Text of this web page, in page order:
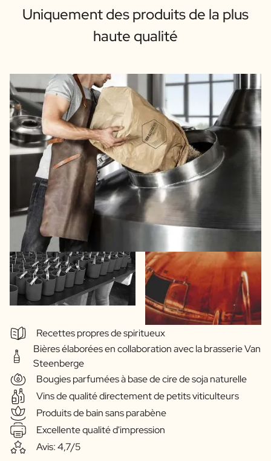
Uniquement des produits de la plus
haute qualité
Recettes propres de spiritueux
Bières élaborées en collaboration avec la brasserie Van
Steenberge
Bougies parfumées à base de cire de soja naturelle
Vins de qualité directement de petits viticulteurs
Produits de bain sans parabène
Excellente qualité d'impression
Avis: 4,7/5